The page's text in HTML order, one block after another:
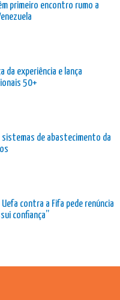
primeiro encontro rumo a
da experiência e lança
50+
de abastecimento da
contra a Fifa pede renúncia
confiança”